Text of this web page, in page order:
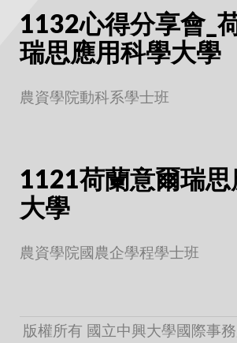
1132心得分享會_
瑞思應用科學大學
農資學院動科系學士班
1121荷蘭意爾瑞思
大學
農資學院國農企學程學士班
版權所有 國立中興大學國際事